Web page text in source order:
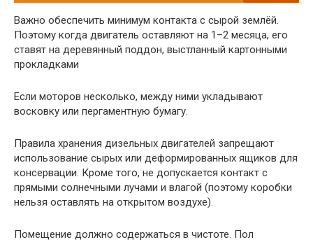
Важно обеспечить минимум контакта с сырой землёй.
Поэтому когда двигатель оставляют на 1–2 месяца, его
ставят на деревянный поддон, выстланный картонными
прокладками
Если моторов несколько, между ними укладывают
восковку или пергаментную бумагу.
Правила хранения дизельных двигателей запрещают
использование сырых или деформированных ящиков для
консервации. Кроме того, не допускается контакт с
прямыми солнечными лучами и влагой (поэтому коробки
нельзя оставлять на открытом воздухе).
Помещение должно содержаться в чистоте. Пол